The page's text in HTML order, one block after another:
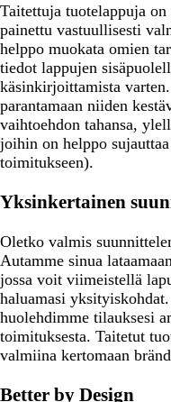
Taitettuja tuotelappuja
painettu vastuullisesti
helppo muokata omien
tiedot lappujen
käsinkirjoittamista
parantamaan niiden
vaihtoehdon tahansa,
joihin on helppo
toimitukseen).
Yksinkertainen
Oletko valmis
Autamme sinua
jossa voit viimeistellä
haluamasi
huolehdimme tilauksesi
toimituksesta. Taitetut
valmiina kertomaan
Better by Design